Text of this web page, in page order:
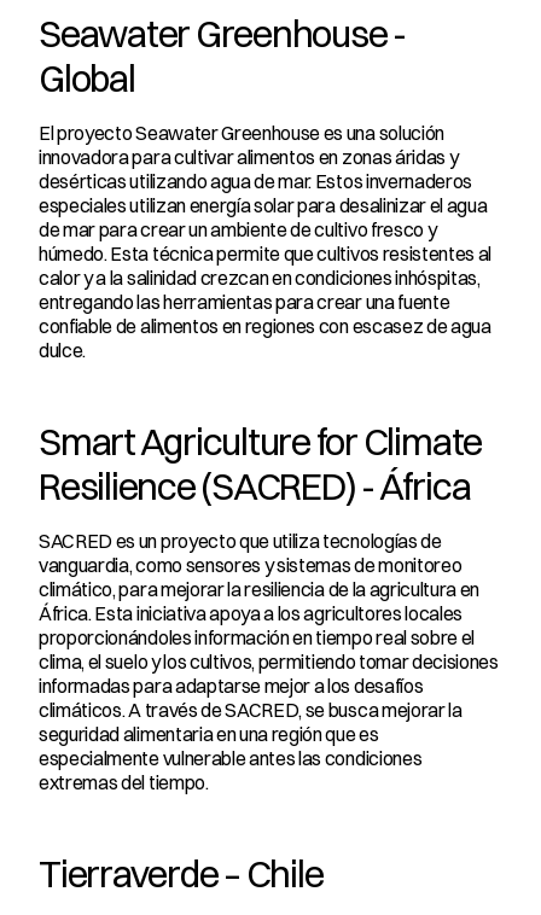
Seawater Greenhouse -
Global
El proyecto Seawater Greenhouse es una solución
innovadora para cultivar alimentos en zonas áridas y
desérticas utilizando agua de mar. Estos invernaderos
especiales utilizan energía solar para desalinizar el agua
de mar para crear un ambiente de cultivo fresco y
húmedo. Esta técnica permite que cultivos resistentes al
calor y a la salinidad crezcan en condiciones inhóspitas,
entregando las herramientas para crear una fuente
confiable de alimentos en regiones con escasez de agua
dulce.
Smart Agriculture for Climate
Resilience (SACRED) - África
SACRED es un proyecto que utiliza tecnologías de
vanguardia, como sensores y sistemas de monitoreo
climático, para mejorar la resiliencia de la agricultura en
África. Esta iniciativa apoya a los agricultores locales
proporcionándoles información en tiempo real sobre el
clima, el suelo y los cultivos, permitiendo tomar decisiones
informadas para adaptarse mejor a los desafíos
climáticos. A través de SACRED, se busca mejorar la
seguridad alimentaria en una región que es
especialmente vulnerable antes las condiciones
extremas del tiempo.
Tierraverde – Chile